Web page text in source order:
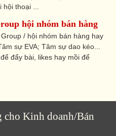
thoại ...
hội nhóm bán hàng
/ hội nhóm bán hàng hay
sự EVA; Tâm sự dao kéo...
đẩy bài, likes hay mồi để
Kinh doanh/Bán